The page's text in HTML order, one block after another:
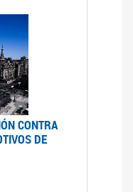
CONTRA
DE